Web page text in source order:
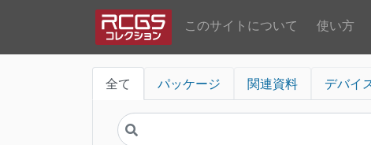
このサイトについて 使い方
全て パッケージ 関連資料 デバイ